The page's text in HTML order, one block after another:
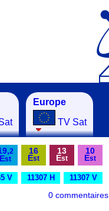
Europe
TV Sat
2
Est
16
Est
13
Est
10
Est
V 11307 H 11307 V
0 commentaires